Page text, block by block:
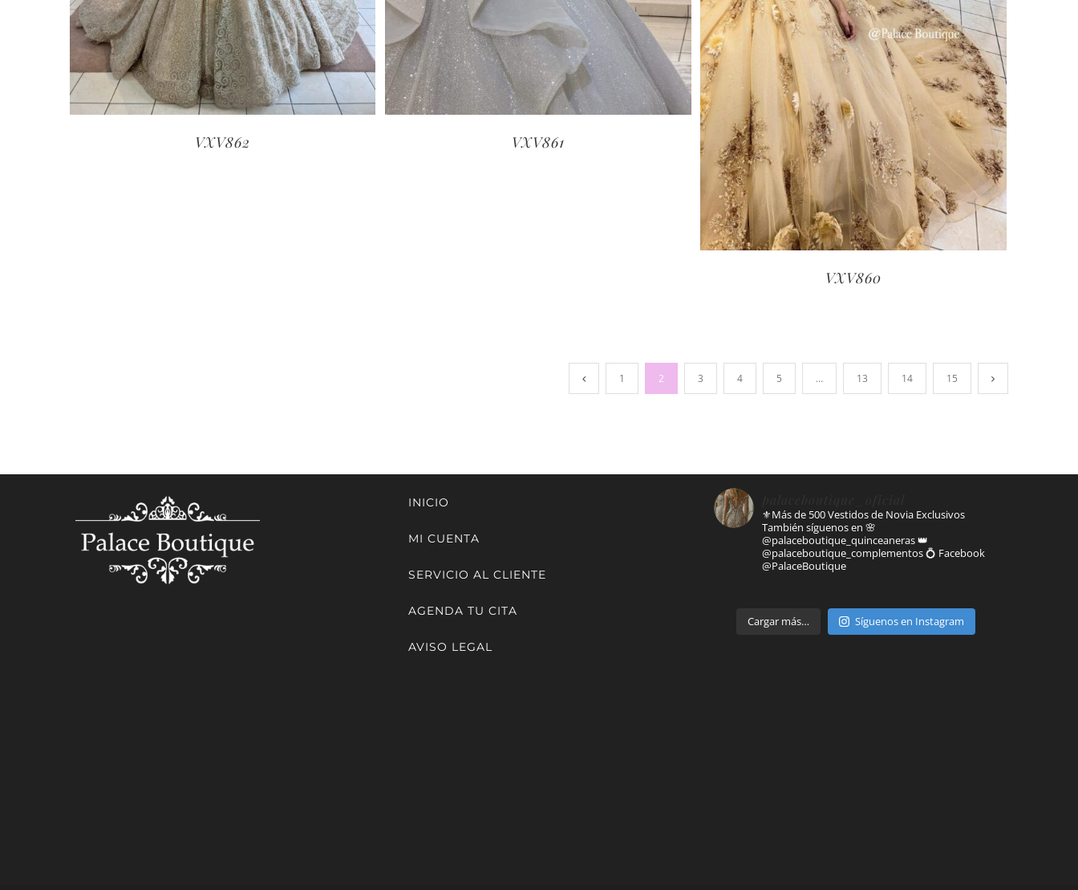
VXV862 VXV861
VXV860
1 2 3 4 5 … 13 14 15
INICIO
MI CUENTA
SERVICIO AL CLIENTE
AGENDA TU CITA
AVISO LEGAL
⚜️Más de 500 Vestidos de Novia Exclusivos
También síguenos en 🌸
@palaceboutique_quinceaneras👑
@palaceboutique_complementos💍 Facebook
@PalaceBoutique
Parte de
Cargar más… Síguenos en Instagram